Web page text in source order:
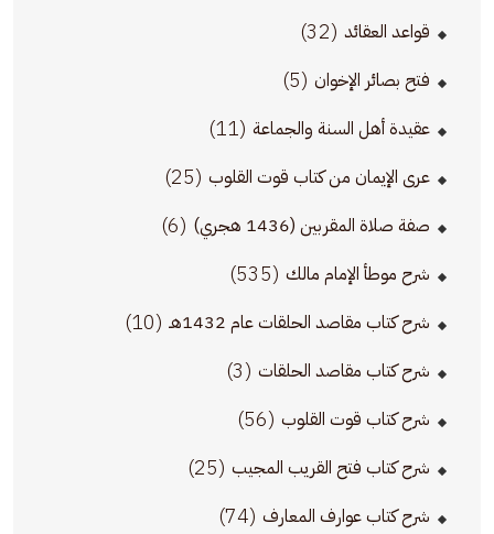
قواعد العقائد (32)
فتح بصائر الإخوان (5)
عقيدة أهل السنة والجماعة (11)
عرى الإيمان من كتاب قوت القلوب (25)
صفة صلاة المقربين (1436 هجري) (6)
شرح موطأ الإمام مالك (535)
شرح كتاب مقاصد الحلقات عام 1432هـ (10)
شرح كتاب مقاصد الحلقات (3)
شرح كتاب قوت القلوب (56)
شرح كتاب فتح القريب المجيب (25)
شرح كتاب عوارف المعارف (74)